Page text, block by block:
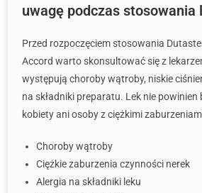
uwagę podczas stosowania
Przed rozpoczęciem stosowania
Accord warto skonsultować się z
występują choroby wątroby, niskie
na składniki preparatu. Lek nie
kobiety ani osoby z ciężkimi
Choroby wątroby
Ciężkie zaburzenia czynności nerek
Alergia na składniki leku